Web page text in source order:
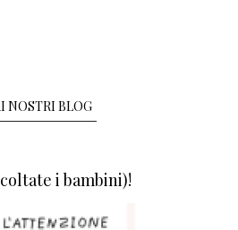
NOSTRI BLOG
i bambini)!